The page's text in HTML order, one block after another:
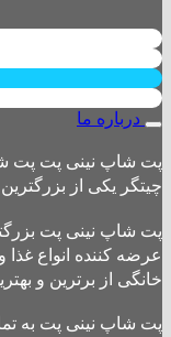
درباره ما
چیتگر یکی از بزرگترین
پت شاپ نینی پت
عرضه کننده انواع
خانگی از برترین و